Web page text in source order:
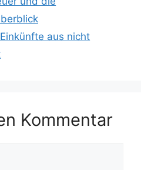
aus nicht
Kommentar